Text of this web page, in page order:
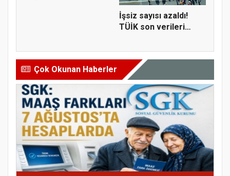
İşsiz sayısı azaldı!
TÜİK son verileri
Çok Okunan Haberler